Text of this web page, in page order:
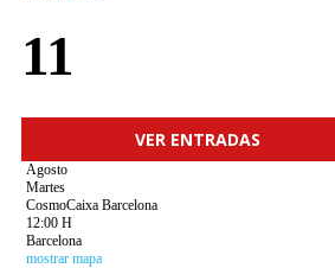
11
VER ENTRADAS
Agosto
Martes
CosmoCaixa Barcelona
12:00 H
Barcelona
mostrar mapa